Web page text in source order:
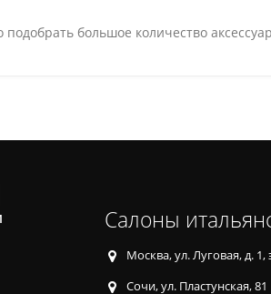
большое количество
Салоны
Москва, ул. Луговая, д.
Сочи, ул. Пластунская, 81